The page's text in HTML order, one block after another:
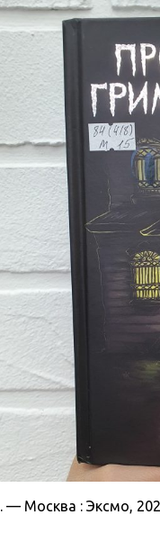
— Москва : Эксмо,